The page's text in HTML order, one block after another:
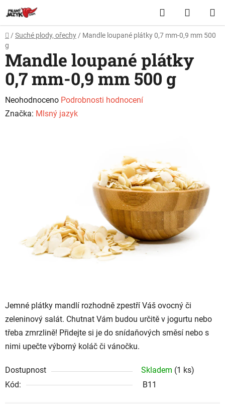
na
obsah
Hledat
KOŠÍK
Domů
/ Suché plody, ořechy / Mandle loupané plátky 0,7 mm-0,9 mm 500
g
Jemné plátky mandlí rozhodně zpestří Váš ovocný či
zeleninový salát. Chutnat Vám budou určitě v jogurtu nebo
třeba zmrzlině! Přidejte si je do snídaňových směsí nebo s
nimi upečte výborný koláč či vánočku.
Dostupnost Skladem (1 ks)
Kód:
B11
Mandle loupané plátky
0,7 mm-0,9 mm 500 g
Průměrné
hodnocení
Neohodnoceno Podrobnosti hodnocení
Značka: Mlsný jazyk